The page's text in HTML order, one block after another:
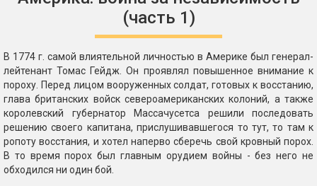
(часть 1)
В 1774 г. самой влиятельной личностью в Америке был генерал-
лейтенант Томас Гейдж. Он проявлял повышенное внимание к
пороху. Перед лицом вооруженных солдат, готовых к восстанию,
глава британских войск североамериканских колоний, а также
королевский губернатор Массачусетса решили последовать
решению своего капитана, прислушивавшегося то тут, то там к
ропоту восстания, и хотел наперво сберечь свой кровный порох.
В то время порох был главным орудием войны - без него не
обходился ни один бой.